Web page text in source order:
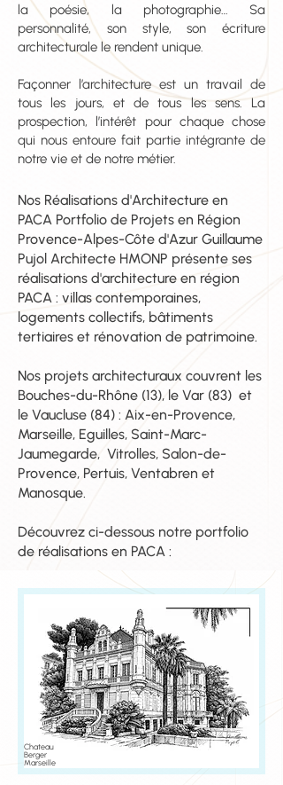
la poésie, la photographie… Sa
personnalité, son style, son écriture
architecturale le rendent unique.
Façonner l’architecture est un travail de
tous les jours, et de tous les sens. La
prospection, l’intérêt pour chaque chose
qui nous entoure fait partie intégrante de
notre vie et de notre métier.
Nos Réalisations d'Architecture en
PACA Portfolio de Projets en Région
Provence-Alpes-Côte d'Azur Guillaume
Pujol Architecte HMONP présente ses
réalisations d'architecture en région
PACA : villas contemporaines,
logements collectifs, bâtiments
tertiaires et rénovation de patrimoine.
Nos projets architecturaux couvrent les
Bouches-du-Rhône (13), le Var (83) et
le Vaucluse (84) : Aix-en-Provence,
Marseille, Eguilles, Saint-Marc-
Jaumegarde, Vitrolles, Salon-de-
Provence, Pertuis, Ventabren et
Manosque.
Découvrez ci-dessous notre portfolio
de réalisations en PACA :
Chateau
Berger
Marseille